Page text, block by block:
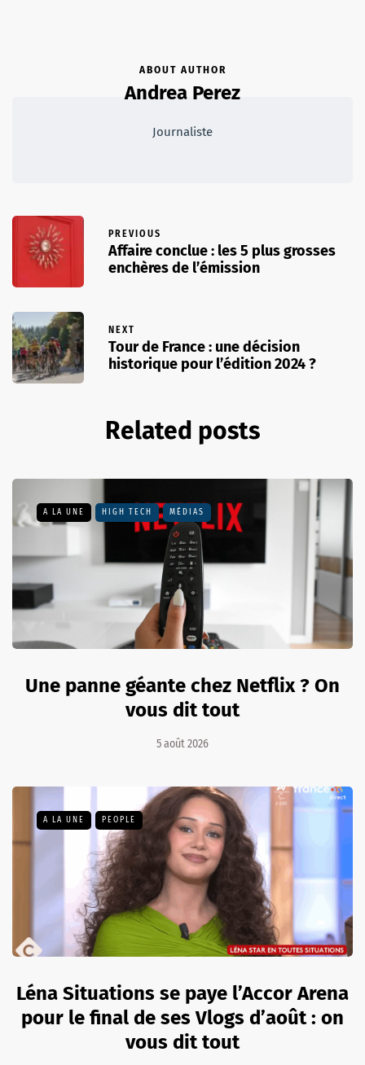
ABOUT AUTHOR
Andrea Perez
Journaliste
PREVIOUS
Affaire conclue : les 5 plus grosses
enchères de l’émission
NEXT
Tour de France : une décision
historique pour l’édition 2024 ?
Related posts
A LA UNE HIGH TECH MÉDIAS
Une panne géante chez Netflix ? On
vous dit tout
5 août 2026
A LA UNE PEOPLE
Léna Situations se paye l’Accor Arena
pour le final de ses Vlogs d’août : on
vous dit tout